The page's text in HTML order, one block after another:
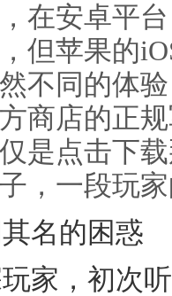
在安卓平
但苹果的
不同的体
商店的正
是点击下
，一段玩
名的困惑
家，初次